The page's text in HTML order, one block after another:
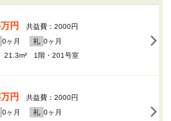
円
共益費：2000円
0ヶ月 礼 0ヶ月
1階・201号室
円
共益費：2000円
0ヶ月 礼 0ヶ月